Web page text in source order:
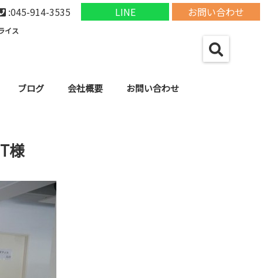
お問い合わせ
LINE
:045-914-3535
イス
ブログ 会社概要 お問い合わせ
様